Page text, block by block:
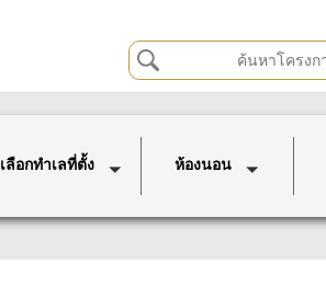
เลือกทำเลที่ตั้ง ห้องนอน